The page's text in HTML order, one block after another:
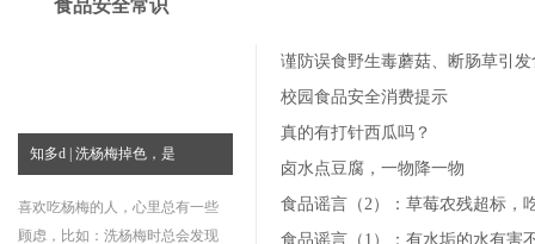
食品安全常识
知多d | 洗杨梅掉色，是
喜欢吃杨梅的人，心里总有一些
顾虑，比如：洗杨梅时总会发现
谨防误食野生毒蘑菇、断肠草引
校园食品安全消费提示
真的有打针西瓜吗？
卤水点豆腐，一物降一物
食品谣言（2）：草莓农残超标，
食品谣言（1）：有水垢的水有害